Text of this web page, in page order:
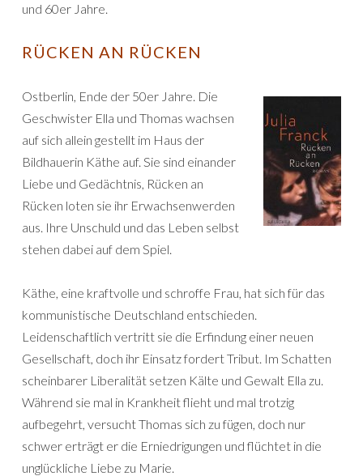
und 60er Jahre.
RÜCKEN AN RÜCKEN
Ostberlin, Ende der 50er Jahre. Die
Geschwister Ella und Thomas wachsen
auf sich allein gestellt im Haus der
Bildhauerin Käthe auf. Sie sind einander
Liebe und Gedächtnis, Rücken an
Rücken loten sie ihr Erwachsenwerden
aus. Ihre Unschuld und das Leben selbst
stehen dabei auf dem Spiel.
Käthe, eine kraftvolle und schroffe Frau, hat sich für das
kommunistische Deutschland entschieden.
Leidenschaftlich vertritt sie die Erfindung einer neuen
Gesellschaft, doch ihr Einsatz fordert Tribut. Im Schatten
scheinbarer Liberalität setzen Kälte und Gewalt Ella zu.
Während sie mal in Krankheit flieht und mal trotzig
aufbegehrt, versucht Thomas sich zu fügen, doch nur
schwer erträgt er die Erniedrigungen und flüchtet in die
unglückliche Liebe zu Marie.